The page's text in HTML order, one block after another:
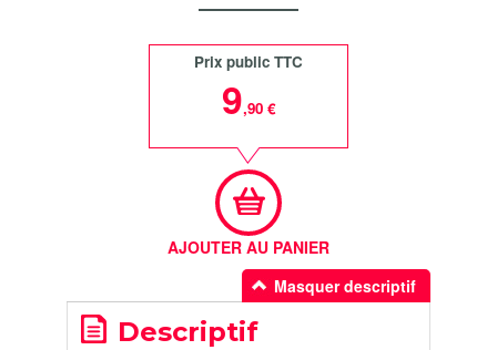
Prix public TTC
9,90 €
AJOUTER AU PANIER
Masquer descriptif
Descriptif